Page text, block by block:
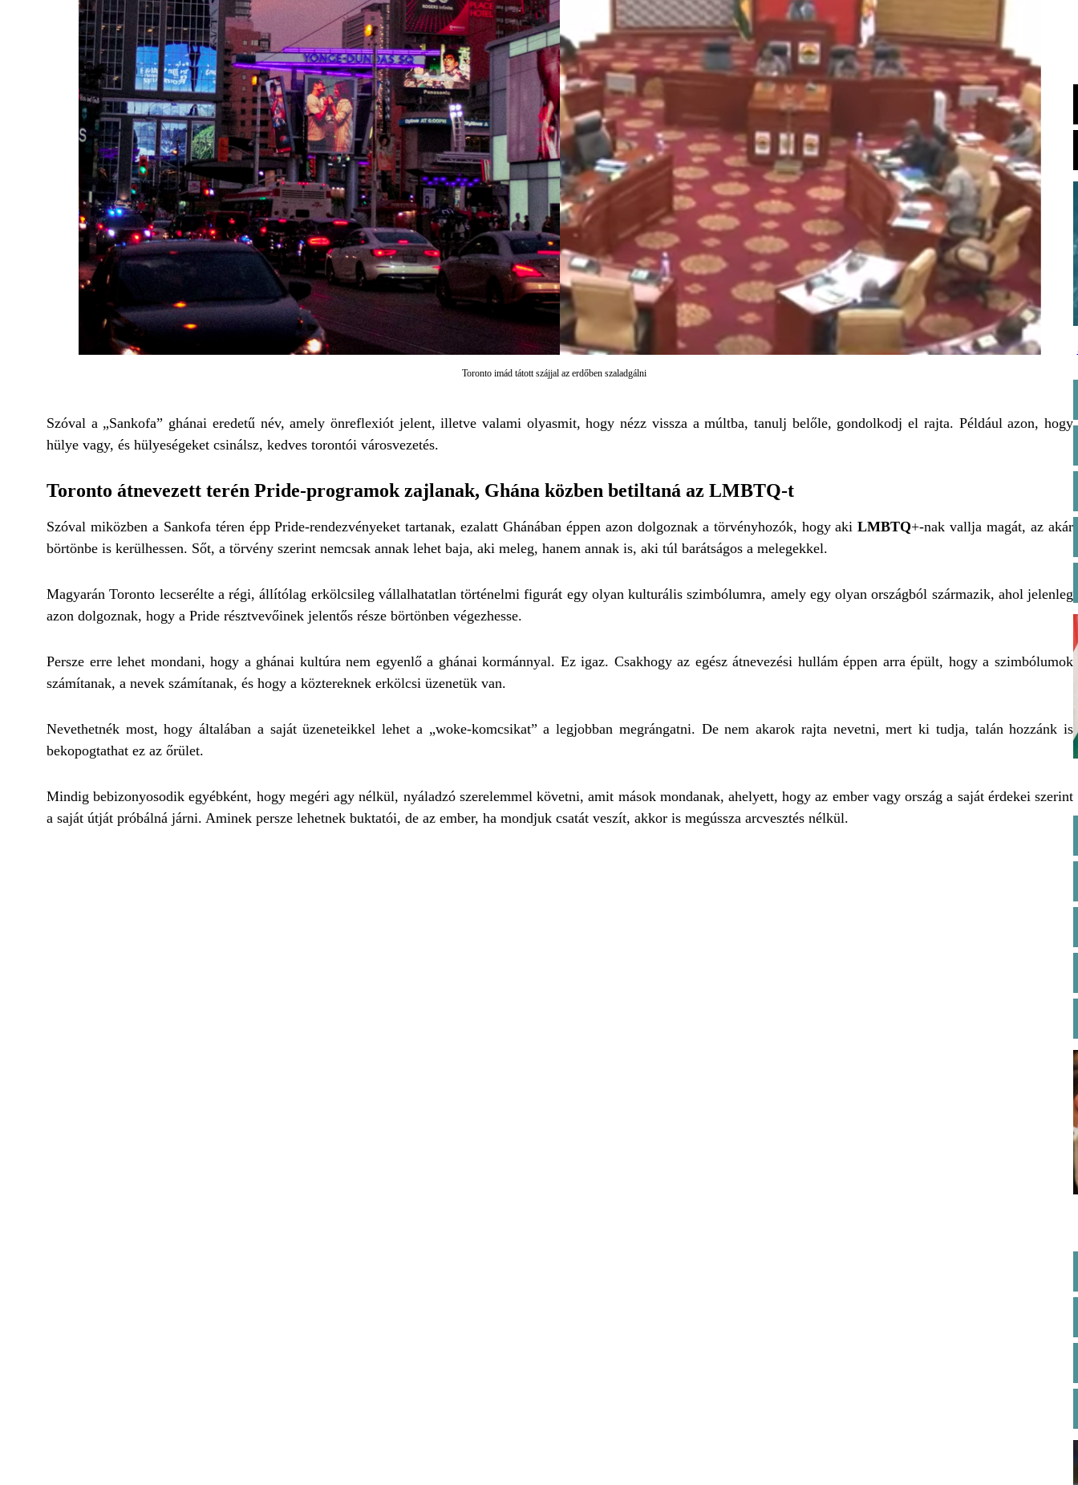
Toronto imád tátott szájjal az erdőben szaladgálni
Szóval a „Sankofa” ghánai eredetű név, amely önreflexiót jelent, illetve valami olyasmit, hogy nézz vissza a múltba, tanulj belőle, gondolkodj el rajta. Például azon, hogy
hülye vagy, és hülyeségeket csinálsz, kedves torontói városvezetés.
Toronto átnevezett terén Pride-programok zajlanak, Ghána közben betiltaná az LMBTQ-t
Szóval miközben a Sankofa téren épp Pride-rendezvényeket tartanak, ezalatt Ghánában éppen azon dolgoznak a törvényhozók, hogy akiLMBTQ+-nak vallja magát, az akár
börtönbe is kerülhessen. Sőt, a törvény szerint nemcsak annak lehet baja, aki meleg, hanem annak is, aki túl barátságos a melegekkel.
Magyarán Toronto lecserélte a régi, állítólag erkölcsileg vállalhatatlan történelmi figurát egy olyan kulturális szimbólumra, amely egy olyan országból származik, ahol jelenleg
azon dolgoznak, hogy a Pride résztvevőinek jelentős része börtönben végezhesse.
Persze erre lehet mondani, hogy a ghánai kultúra nem egyenlő a ghánai kormánnyal. Ez igaz. Csakhogy az egész átnevezési hullám éppen arra épült, hogy a szimbólumok
számítanak, a nevek számítanak, és hogy a köztereknek erkölcsi üzenetük van.
Nevethetnék most, hogy általában a saját üzeneteikkel lehet a „woke-komcsikat” a legjobban megrángatni. De nem akarok rajta nevetni, mert ki tudja, talán hozzánk is
bekopogtathat ez az őrület.
Mindig bebizonyosodik egyébként, hogy megéri agy nélkül, nyáladzó szerelemmel követni, amit mások mondanak, ahelyett, hogy az ember vagy ország a saját érdekei szerint
a saját útját próbálná járni. Aminek persze lehetnek buktatói, de az ember, ha mondjuk csatát veszít, akkor is megússza arcvesztés nélkül.